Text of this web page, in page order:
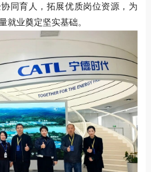
同育人，拓展优质岗位资源，为
就业奠定坚实基础。